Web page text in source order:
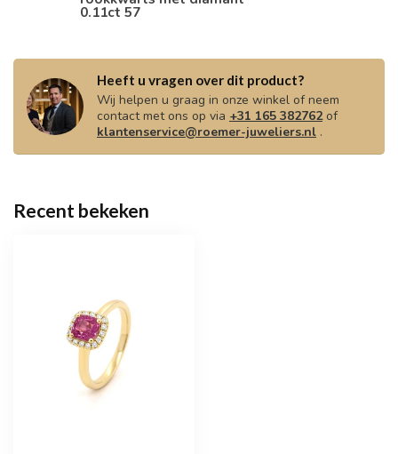
0.11ct 57
Heeft u vragen over dit product?
Wij helpen u graag in onze winkel of neem
contact met ons op via +31 165 382762of
klantenservice@roemer-juweliers.nl .
Recent bekeken